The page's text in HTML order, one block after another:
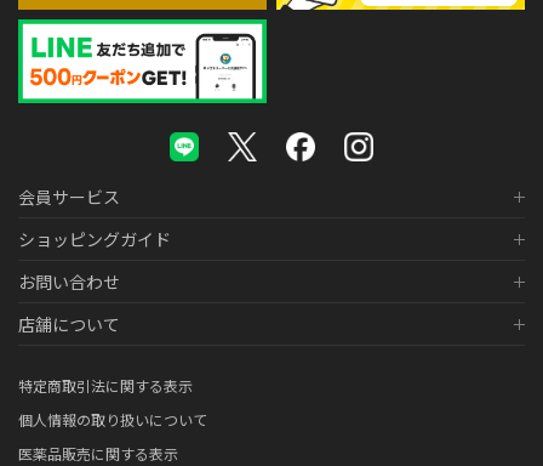
会員サービス
ショッピングガイド
お問い合わせ
店舗について
特定商取引法に関する表示
個人情報の取り扱いについて
医薬品販売に関する表示